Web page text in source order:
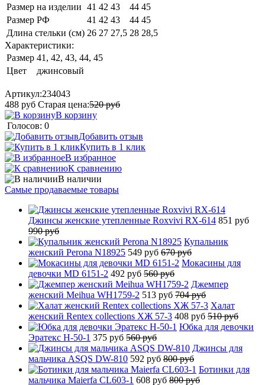
Размер на изделии 41 42 43 44 45
Размер РФ
41 42 43 44 45
Длина стельки (см) 26 27 27,5 28 28,5
Характеристики:
Размер 41, 42, 43, 44, 45
Цвет
джинсовый
Артикул:234043
488 руб Старая цена:520руб
В корзину
Голосов: 0
Добавить отзыв
Купить в 1 клик
В избранное
К сравнению
В наличии
Самые продаваемые товары
Джинсы женские утепленные Roxvivi RX-614 851 руб
990 руб
Купальник
женский Perona N18925 549 руб 670 руб
Мокасины для
девочки MD 6151-2 492 руб 560 руб
Джемпер
женский Meihua WH1759-2 513 руб 704 руб
Халат
женский Rentex collections ХЖ 57-3 408 руб 510 руб
Юбка для девочки
Эратекс H-50-1 375 руб 560 руб
Джинсы для
мальчика ASQS DW-810 592 руб 800 руб
Ботинки для
мальчика Maierfa CL603-1 608 руб 800 руб